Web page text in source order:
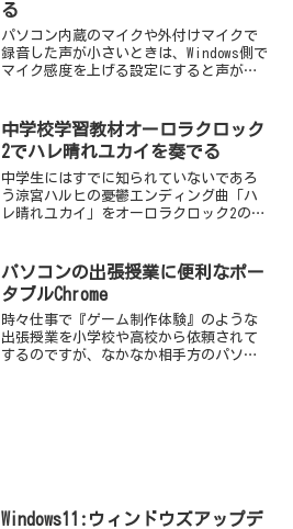
る
パソコン内蔵のマイクや外付けマイクで
録音した声が小さいときは、Windows側で
マイク感度を上げる設定にすると声が大
中学校学習教材オーロラクロック
2でハレ晴れユカイを奏でる
中学生にはすでに知られていないであろ
う涼宮ハルヒの憂鬱エンディング曲「ハ
レ晴れユカイ」をオーロラクロック2の目
パソコンの出張授業に便利なポー
タブルChrome
時々仕事で『ゲーム制作体験』のような
出張授業を小学校や高校から依頼されて
するのですが、なかなか相手方のパソコ
Windows11:ウィンドウズアップデ